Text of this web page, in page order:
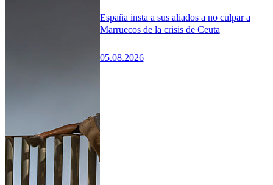
España insta a sus aliados a no culpar a
Marruecos de la crisis de Ceuta
05.08.2026